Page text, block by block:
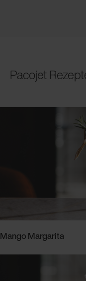
Pacojet
Mango Margarita